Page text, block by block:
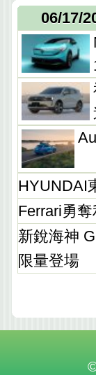
06/17/
HYUNDAI
Ferrari勇
新銳海神
限量登場